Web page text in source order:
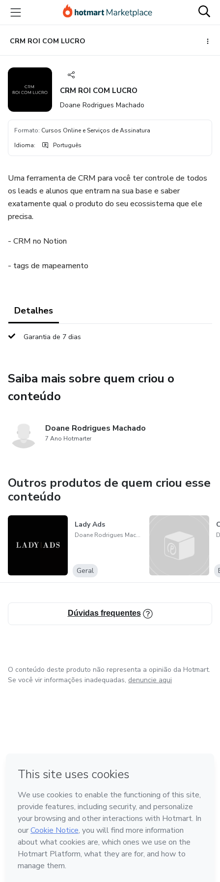
para
conteúdo
principal
para
pagamento
para
rodapé
CRM ROI COM LUCRO
CRM ROI COM LUCRO
Doane Rodrigues Machado
Formato: Cursos Online e Serviços de Assinatura
Idioma: Português
Uma ferramenta de CRM para você ter controle de todos
os leads e alunos que entram na sua base e saber
exatamente qual o produto do seu ecossistema que ele
precisa.
- CRM no Notion
- tags de mapeamento
Detalhes
Garantia de 7 dias
Saiba mais sobre quem criou o
conteúdo
Doane Rodrigues Machado
7 Ano Hotmarter
Outros produtos de quem criou esse
conteúdo
Lady Ads
Doane Rodrigues Machado
Geral
Dúvidas frequentes
O conteúdo deste produto não representa a opinião da Hotmart.
Se você vir informações inadequadas, denuncie aqui
Feito com ❤ na Cidade do México
Conheça a Hotmart
Idioma
Português